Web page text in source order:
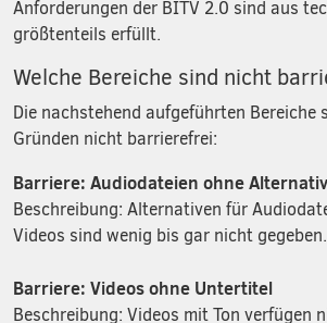
Anforderungen der BITV 2.0 sind aus
größtenteils erfüllt.
Welche Bereiche sind nicht
Die nachstehend aufgeführten Bereiche
Gründen nicht barrierefrei:
Barriere: Audiodateien ohne
Beschreibung: Alternativen für
Videos sind wenig bis gar nicht gegeben.
Barriere: Videos ohne Untertitel
Beschreibung: Videos mit Ton verfügen